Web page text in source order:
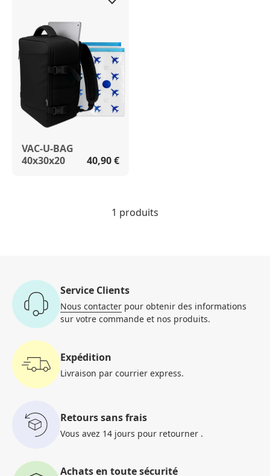
VAC-U-BAG
40x30x20
40,90 €
1 produits
Service Clients
Nous contacter pour obtenir des informations
sur votre commande et nos produits.
Expédition
Livraison par courrier express.
Retours sans frais
Vous avez 14 jours pour retourner .
Achats en toute sécurité